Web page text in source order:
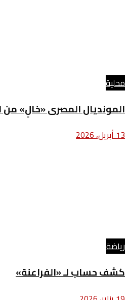
محلية
المونديال المصرى «خالٍ»
13 أبريل، 2026
رياضة
كشف حساب لـ «الفراعنة»